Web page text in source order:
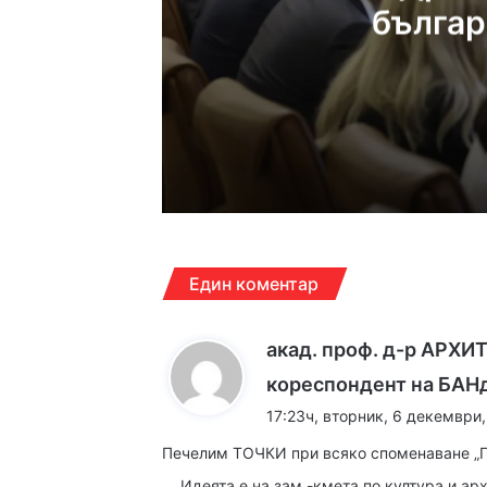
12:30ч, събота, 8
Дрон се е взривил
12:14ч, събота, 8 август,
12:05ч, събота, 8
Чанове и вувузели
Един коментар
акад. проф. д-р
кореспондент на
17:23ч, вторник, 6
Печелим ТОЧКИ при всяко споменаване